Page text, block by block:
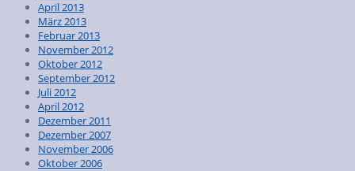
April 2013
März 2013
Februar 2013
November 2012
Oktober 2012
September 2012
Juli 2012
April 2012
Dezember 2011
Dezember 2007
November 2006
Oktober 2006